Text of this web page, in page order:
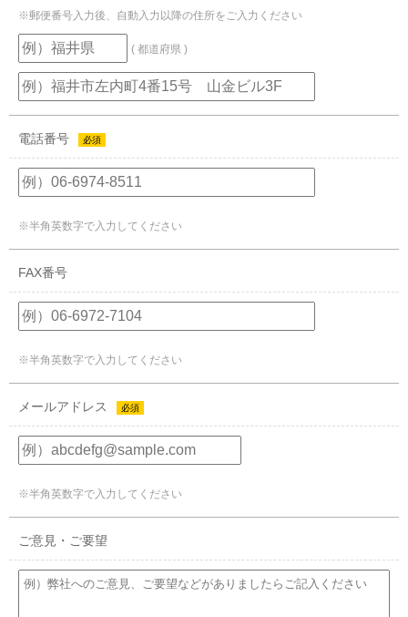
※郵便番号入力後、自動入力以降の住所をご入力ください
( 都道府県 )
電話番号 必須
※半角英数字で入力してください
FAX番号
※半角英数字で入力してください
メールアドレス 必須
※半角英数字で入力してください
ご意見・ご要望